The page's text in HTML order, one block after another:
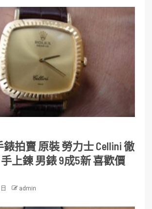
拍賣 原裝 勞力士 Cellini 徹
手上鍊 男錶 9成5新 喜歡價
admin